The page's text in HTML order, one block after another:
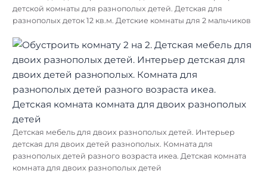
детской комнаты для разнополых детей. Детская для
разнополых деток 12 кв.м. Детские комнаты для 2 мальчиков
Детская мебель для двоих разнополых детей. Интерьер
детская для двоих детей разнополых. Комната для
разнополых детей разного возраста икеа. Детская комната
комната для двоих разнополых детей